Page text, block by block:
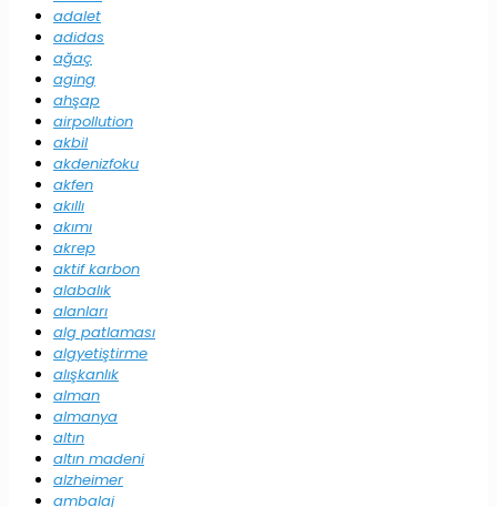
adalet
adidas
ağaç
aging
ahşap
airpollution
akbil
akdenizfoku
akfen
akıllı
akımı
akrep
aktif karbon
alabalık
alanları
alg patlaması
algyetiştirme
alışkanlık
alman
almanya
altın
altın madeni
alzheimer
ambalaj